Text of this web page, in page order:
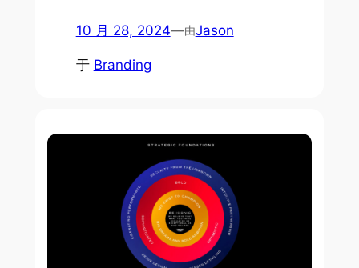
10 月 28, 2024—由Jason
于 Branding